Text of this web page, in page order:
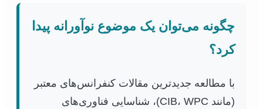
چگونه می‌توان یک موضوع نوآورانه پیدا
کرد؟
با مطالعه جدیدترین مقالات کنفرانس‌های معتبر
(مانند CIB، WPC)، شناسایی فناوری‌های